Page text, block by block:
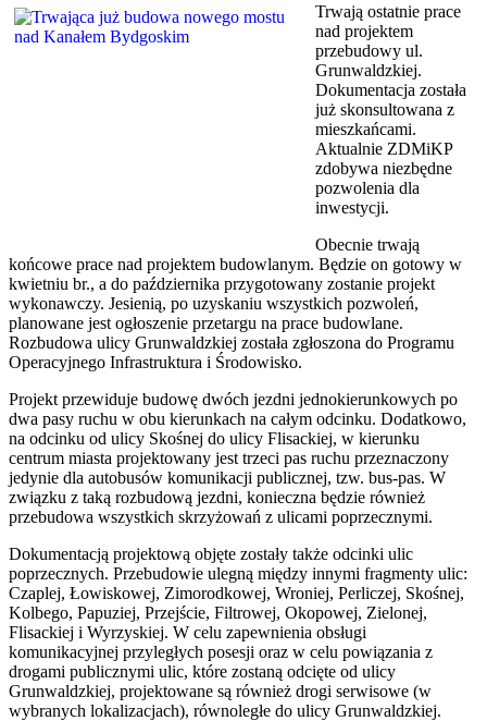
Trwają ostatnie prace
nad projektem
przebudowy ul.
Grunwaldzkiej.
Dokumentacja została
już skonsultowana z
mieszkańcami.
Aktualnie ZDMiKP
zdobywa niezbędne
pozwolenia dla
inwestycji.
Obecnie trwają
końcowe prace nad projektem budowlanym. Będzie on gotowy w
kwietniu br., a do października przygotowany zostanie projekt
wykonawczy. Jesienią, po uzyskaniu wszystkich pozwoleń,
planowane jest ogłoszenie przetargu na prace budowlane.
Rozbudowa ulicy Grunwaldzkiej została zgłoszona do Programu
Operacyjnego Infrastruktura i Środowisko.
Projekt przewiduje budowę dwóch jezdni jednokierunkowych po
dwa pasy ruchu w obu kierunkach na całym odcinku. Dodatkowo,
na odcinku od ulicy Skośnej do ulicy Flisackiej, w kierunku
centrum miasta projektowany jest trzeci pas ruchu przeznaczony
jedynie dla autobusów komunikacji publicznej, tzw. bus-pas. W
związku z taką rozbudową jezdni, konieczna będzie również
przebudowa wszystkich skrzyżowań z ulicami poprzecznymi.
Dokumentacją projektową objęte zostały także odcinki ulic
poprzecznych. Przebudowie ulegną między innymi fragmenty ulic:
Czaplej, Łowiskowej, Zimorodkowej, Wroniej, Perliczej, Skośnej,
Kolbego, Papuziej, Przejście, Filtrowej, Okopowej, Zielonej,
Flisackiej i Wyrzyskiej. W celu zapewnienia obsługi
komunikacyjnej przyległych posesji oraz w celu powiązania z
drogami publicznymi ulic, które zostaną odcięte od ulicy
Grunwaldzkiej, projektowane są również drogi serwisowe (w
wybranych lokalizacjach), równoległe do ulicy Grunwaldzkiej.